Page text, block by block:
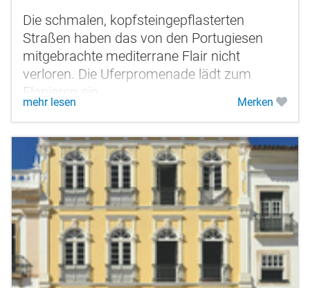
Die schmalen, kopfsteingepflasterten
Straßen haben das von den Portugiesen
mitgebrachte mediterrane Flair nicht
verloren. Die Uferpromenade lädt zum
Flanieren ein.
mehr lesen Merken